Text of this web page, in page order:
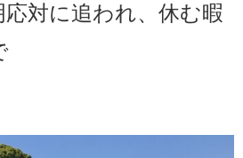
対に追われ、休む暇